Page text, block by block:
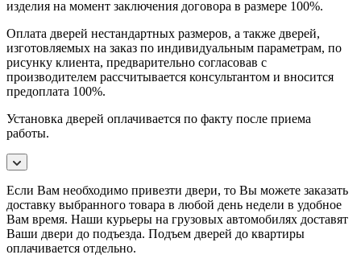
изделия на момент заключения договора в размере 100%.
Оплата дверей нестандартных размеров, а также дверей,
изготовляемых на заказ по индивидуальным параметрам, по
рисунку клиента, предварительно согласовав с
производителем рассчитывается консультантом и вносится
предоплата 100%.
Установка дверей оплачивается по факту после приема
работы.
Если Вам необходимо привезти двери, то Вы можете заказать
доставку выбранного товара в любой день недели в удобное
Вам время. Наши курьеры на грузовых автомобилях доставят
Ваши двери до подъезда. Подъем дверей до квартиры
оплачивается отдельно.